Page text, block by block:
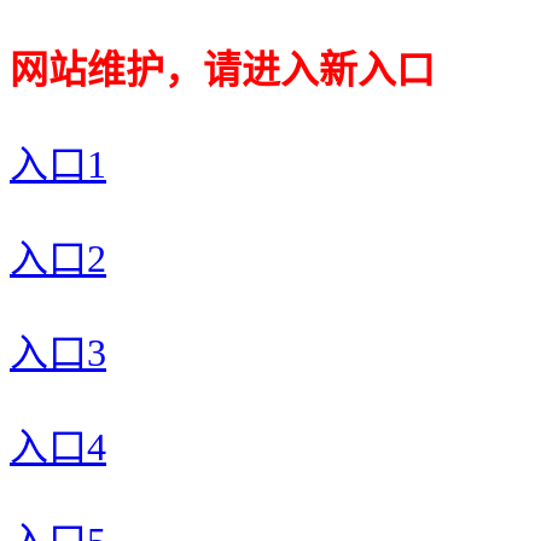
网站维护，请进入新入口
入口1
入口2
入口3
入口4